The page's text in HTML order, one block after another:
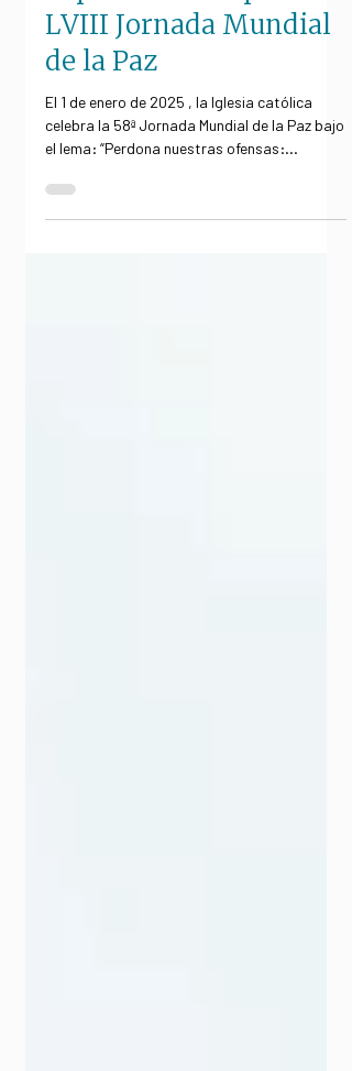
Papa Francisco para la
LVIII Jornada Mundial
de la Paz
El 1 de enero de 2025 , la Iglesia católica
celebra la 58ª Jornada Mundial de la Paz bajo